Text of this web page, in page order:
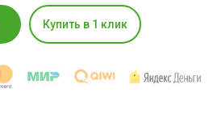
Купить в 1 клик